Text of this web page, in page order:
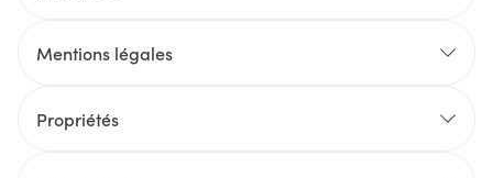
Mentions légales
Propriétés